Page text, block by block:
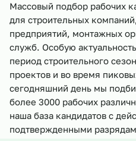
Массовый подбор рабочих
для строительных
предприятий, монтажных
служб. Особую
период строительного
проектов и во время
сегодняшний день мы
более 3000 рабочих
наша база кандидатов с
подтвержденными